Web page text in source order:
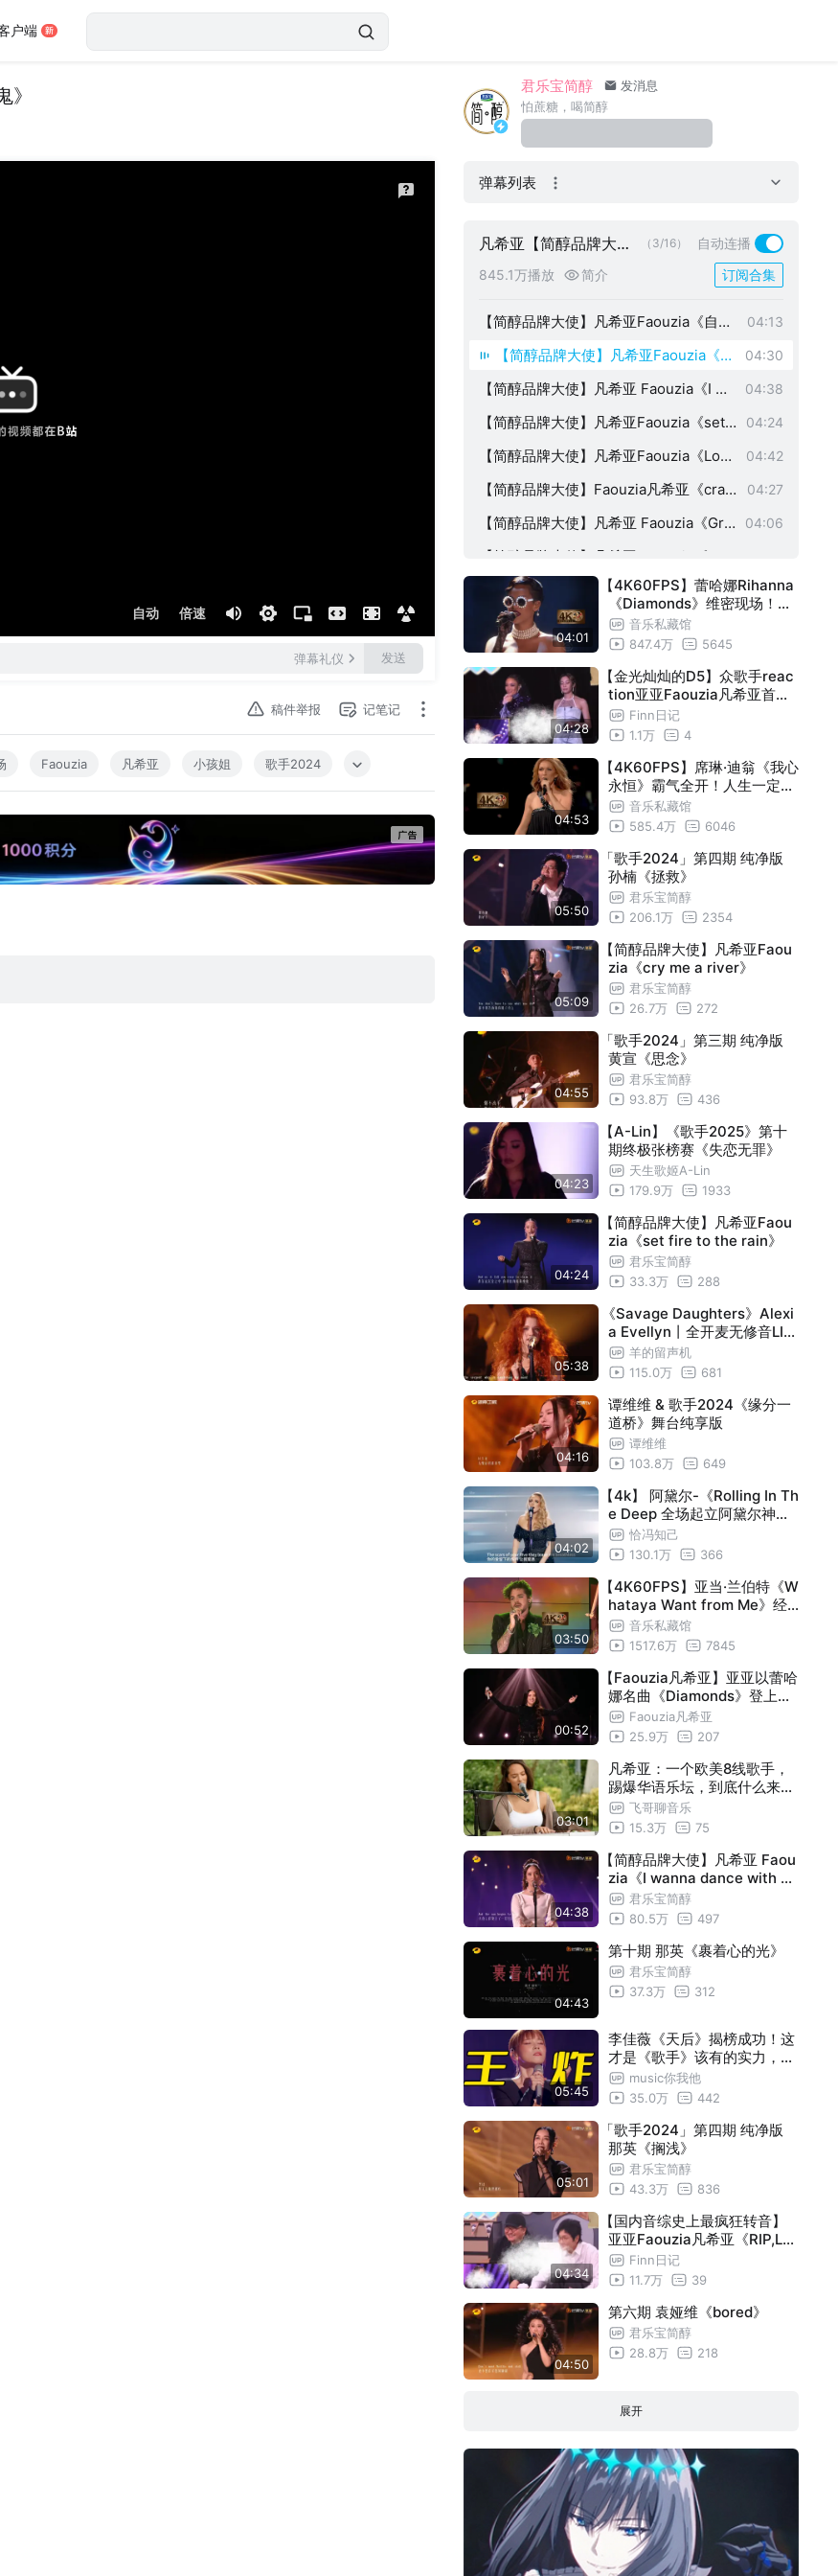
户端
自动 倍速
弹幕礼仪 发送
稿件举报 记笔记
Faouzia 凡希亚 小孩姐 歌手2024
君乐宝简醇
发消息
怕蔗糖，喝简醇
弹幕列表
凡希亚【简醇品牌大使
（3/16）
自动连播
845.1万播放
简介 订阅合集
【简醇品牌大使】凡希亚Faouzia《cry
me a river》
05:09
【简醇品牌大使】凡希亚Faouzia《自己
+Reflection》
04:13
【简醇品牌大使】凡希亚Faouzia《来
自天堂的魔鬼》
04:30
【简醇品牌大使】凡希亚 Faouzia《I wa
nna dance with somebody(who loves
me)》
04:38
【简醇品牌大使】凡希亚Faouzia《set f
ire to the rain》
04:24
【简醇品牌大使】凡希亚Faouzia《Love
on the Brain.》
04:42
【简醇品牌大使】Faouzia凡希亚《craz
y》
04:27
【简醇品牌大使】凡希亚 Faouzia《Gre
nade》
04:06
【简醇品牌大使】凡希亚 Faouzia《pap
arazzi》
【简醇品牌大使】凡希亚 Faouzia《Des
ert Rose》
03:42
可爱亚亚的可爱中文 凡希亚Faouzia
简醇品牌大使Faouzia凡希亚来喽
简醇X凡希亚幕后花絮 00:51
【简醇品牌大使】凡希亚 Faouzia《RIP
，Love》
【简醇品牌大使】凡希亚 Faouzia《shal
low》
04:45
【简醇品牌大使】凡希亚Faouzia《ICE
03:19
04:01
【4K60FPS】蕾哈娜Rihanna
《Diamonds》维密现场！气
场全开！
音乐私藏馆
847.4万
5645
04:28
【金光灿灿的D5】众歌手reac
tion亚亚Faouzia凡希亚首个
华语舞台《来自天堂的魔鬼》
Finn日记
1.1万
4
04:53
【4K60FPS】席琳·迪翁《我心
永恒》霸气全开！人生一定要
看的现场！
音乐私藏馆
585.4万
6046
05:50
「歌手2024」第四期 纯净版
孙楠《拯救》
君乐宝简醇
206.1万
2354
05:09
【简醇品牌大使】凡希亚Faou
zia《cry me a river》
君乐宝简醇
26.7万
272
04:55
「歌手2024」第三期 纯净版
黄宣《思念》
君乐宝简醇
93.8万
436
04:23
【A-Lin】《歌手2025》第十
期终极张榜赛《失恋无罪》
天生歌姬A-Lin
179.9万
1933
04:24
【简醇品牌大使】凡希亚Faou
zia《set fire to the rain》
君乐宝简醇
33.3万
288
05:38
《Savage Daughters》Alexi
a Evellyn丨全开麦无修音LIV
E
羊的留声机
115.0万
681
04:16
谭维维 & 歌手2024《缘分一
道桥》舞台纯享版
谭维维
103.8万
649
04:02
【4k】 阿黛尔-《Rolling In Th
e Deep 全场起立阿黛尔神级
现场恰冯知己
130.1万
366
03:50
【4K60FPS】亚当·兰伯特《W
hataya Want from Me》经
典现场回顾！亚当官宣歌手了
音乐私藏馆
1517.6万
7845
00:52
【Faouzia凡希亚】亚亚以蕾哈
娜名曲《Diamonds》登上《
下一战歌手》决赛入围赛舞台
Faouzia凡希亚
25.9万
207
03:01
凡希亚：一个欧美8线歌手，
踢爆华语乐坛，到底什么来头
？ 飞哥聊音乐
15.3万
75
04:38
【简醇品牌大使】凡希亚 Faou
zia《I wanna dance with so
mebody(who loves me)》
君乐宝简醇
80.5万
497
04:43
第十期 那英《裹着心的光》
君乐宝简醇
37.3万
312
05:45
李佳薇《天后》揭榜成功！这
才是《歌手》该有的实力，高
音听爽了
music你我他
35.0万
442
05:01
「歌手2024」第四期 纯净版
那英《搁浅》
君乐宝简醇
43.3万
836
04:34
【国内音综史上最疯狂转音】
亚亚Faouzia凡希亚《RIP,Lo
ve》reaction。刘欢:指哪打
哪。海来阿木:输给她不后悔。
Finn日记
11.7万
39
04:50
第六期 袁娅维《bored》
君乐宝简醇
28.8万
218
展开